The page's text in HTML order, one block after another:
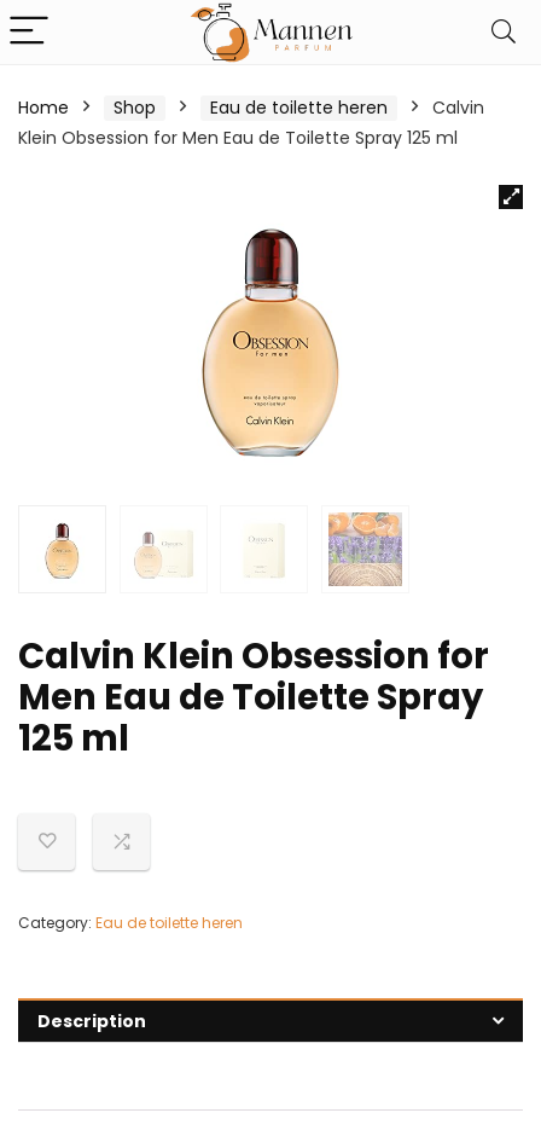
Home Shop Eau de toilette heren
Calvin
Klein Obsession for Men Eau de Toilette Spray 125 ml
Calvin Klein Obsession for
Men Eau de Toilette Spray
125 ml
Category: Eau de toilette heren
Description